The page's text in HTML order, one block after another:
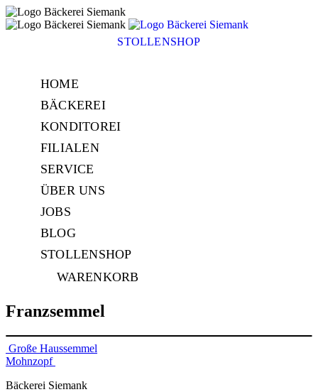
Skip
to
STOLLENSHOP
HOME
BÄCKEREI
KONDITOREI
FILIALEN
SERVICE
ÜBER UNS
JOBS
BLOG
STOLLENSHOP
WARENKORB
Franzsemmel
Beitragsnavigation
Große Haussemmel
Mohnzopf
Bäckerei Siemank